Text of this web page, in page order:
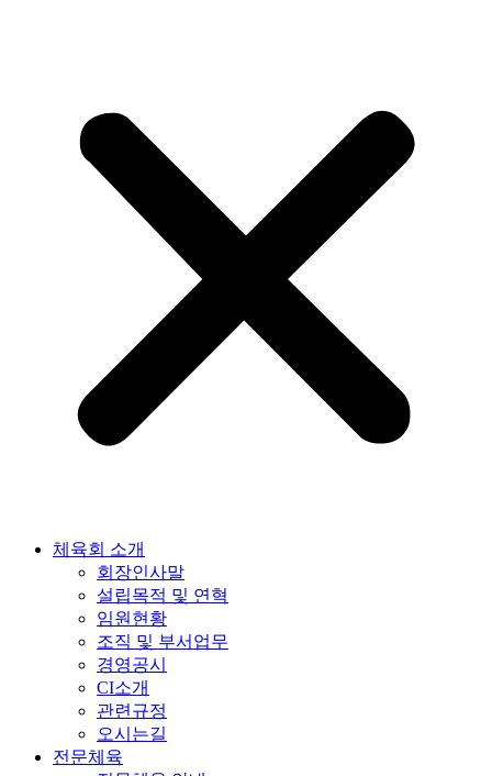
체육회 소개
회장인사말
설립목적 및 연혁
임원현황
조직 및 부서업무
경영공시
CI소개
관련규정
오시는길
전문체육